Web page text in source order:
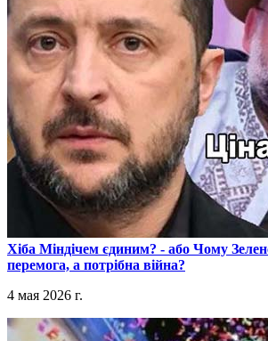
​Хіба Міндічем єдиним? - або Чому
перемога, а потрібна війна?
4 мая 2026 г.